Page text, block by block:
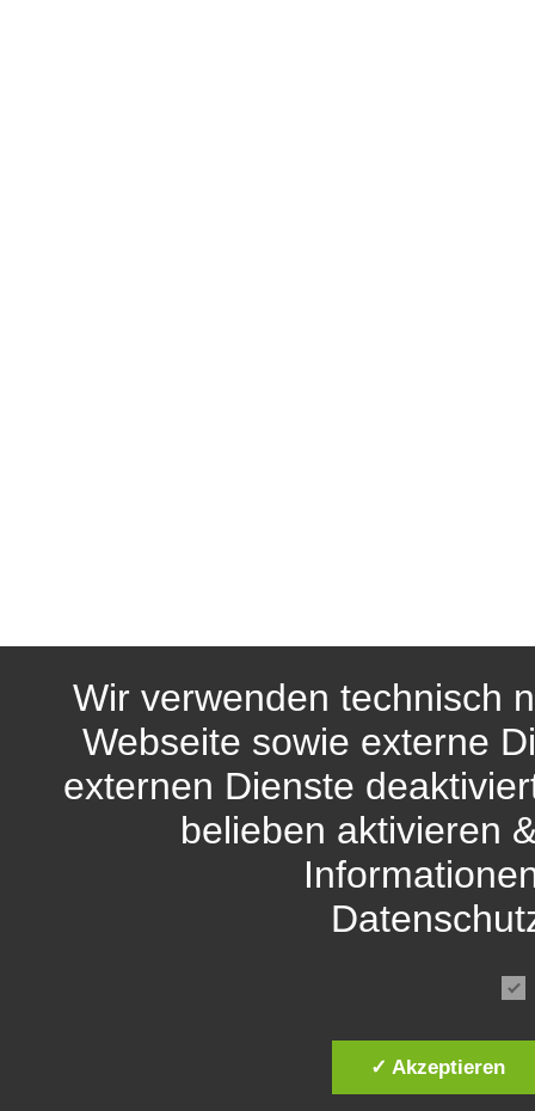
Wir verwenden technisch
Webseite sowie externe
externen Dienste
belieben aktivieren
✓ Akzeptieren